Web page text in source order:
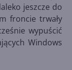
jeszcze do
froncie trwały
wypuścić
Windows